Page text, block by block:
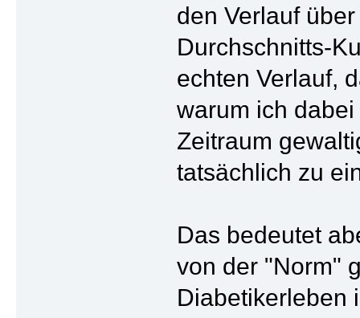
den Verlauf
Durchschnitts-
echten Verlauf,
warum ich
Zeitraum
tatsächlich zu
Das bedeutet
von der "Norm"
Diabetikerleben